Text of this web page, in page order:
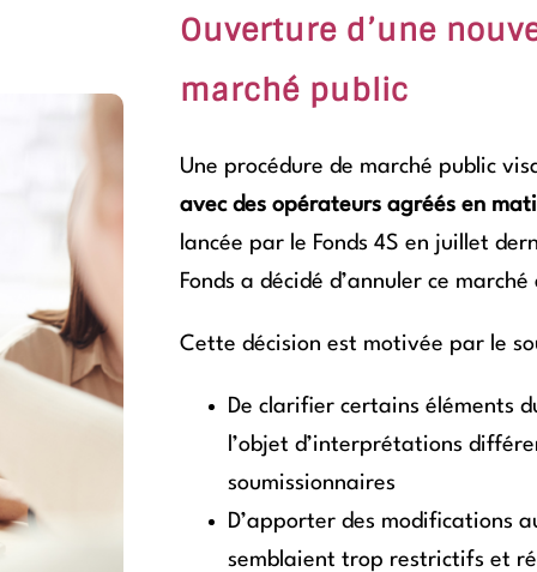
Ouverture d’une
marché public
Une procédure de marché public
avec des opérateurs agréés en
lancée par le Fonds 4S en juillet
Fonds a décidé d’annuler ce
Cette décision est motivée par le
De clarifier certains éléments
l’objet d’interprétations
soumissionnaires
D’apporter des modifications
semblaient trop restrictifs et